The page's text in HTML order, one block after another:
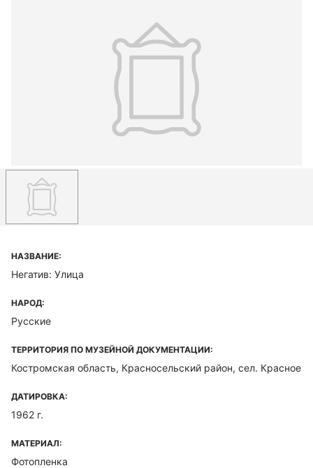
НАЗВАНИЕ:
Негатив: Улица
НАРОД:
Русские
ТЕРРИТОРИЯ ПО МУЗЕЙНОЙ ДОКУМЕНТАЦИИ:
Костромская область, Красносельский район, сел. Красное
ДАТИРОВКА:
1962 г.
МАТЕРИАЛ:
Фотопленка